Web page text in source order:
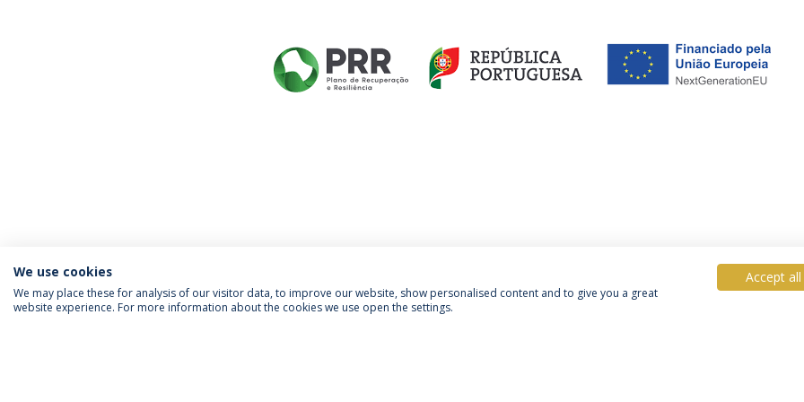
We use cookies
We may place these for analysis of our visitor data, to improve our website, show personalised content and to give you a great
website experience. For more information about the cookies we use open the settings.
Accept all